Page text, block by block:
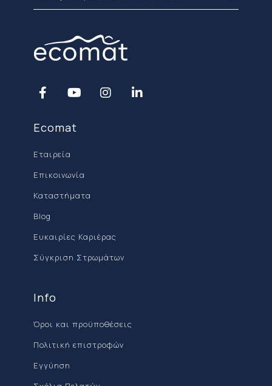
Ecomat
Εταιρεία
Επικοινωνία
Καταστήματα
Blog
Ευκαιρίες Καριέρας
Σύγκριση Στρωμάτων
Info
Όροι και προϋποθέσεις
Πολιτική επιστροφών
Εγγύηση